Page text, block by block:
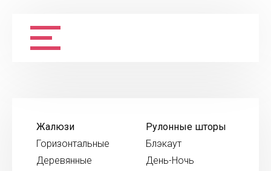
Жалюзи
Горизонтальные
Деревянные
Рулонные шторы
Блэкаут
День-Ночь